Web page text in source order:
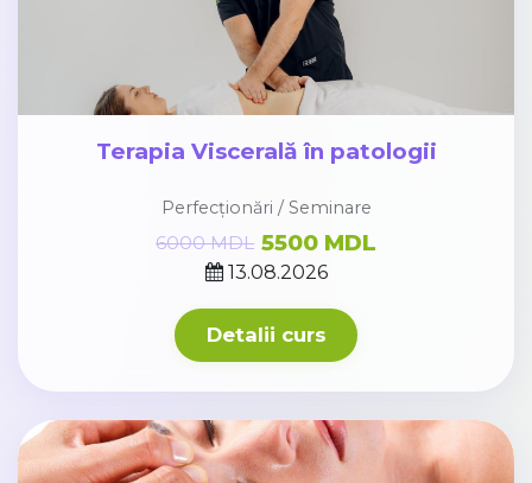
Terapia Viscerală în patologii
Perfecționări / Seminare
13.08.2026
6000 MDL 5500 MDL
Detalii curs